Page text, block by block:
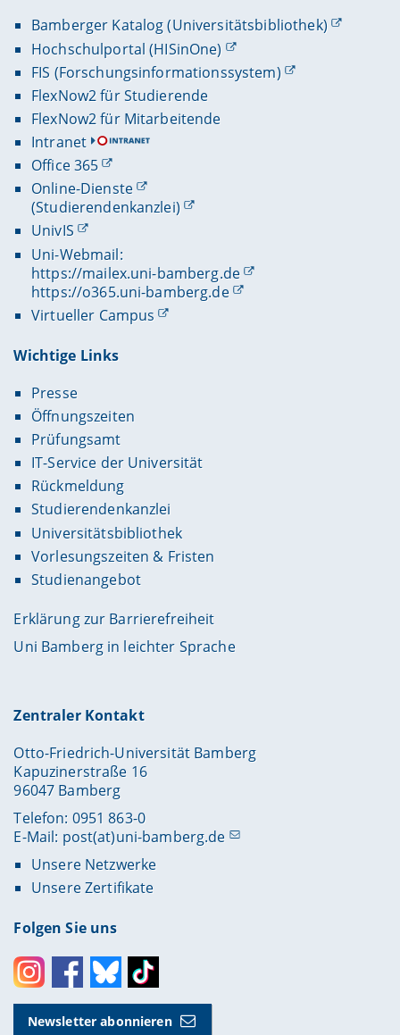
Bamberger Katalog (Universitätsbibliothek)
Hochschulportal (HISinOne)
FIS (Forschungsinformationssystem)
FlexNow2 für Studierende
FlexNow2 für Mitarbeitende
Intranet
Office 365
Online-Dienste
(Studierendenkanzlei)
UnivIS
Uni-Webmail:
https://mailex.uni-bamberg.de
https://o365.uni-bamberg.de
Virtueller Campus
Wichtige Links
Presse
Öffnungszeiten
Prüfungsamt
IT-Service der Universität
Rückmeldung
Studierendenkanzlei
Universitätsbibliothek
Vorlesungszeiten & Fristen
Studienangebot
Erklärung zur Barrierefreiheit
Uni Bamberg in leichter Sprache
Zentraler Kontakt
Otto-Friedrich-Universität Bamberg
Kapuzinerstraße 16
96047 Bamberg
Telefon: 0951 863-0
E-Mail: post(at)uni-bamberg.de
Unsere Netzwerke
Unsere Zertifikate
Folgen Sie uns
InstagramFacebookBlueskyToktok
Newsletter abonnieren